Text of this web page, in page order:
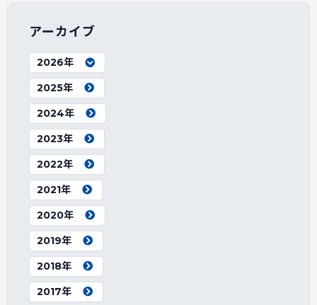
アーカイブ
2026年
2025年
2024年
2023年
2022年
2021年
2020年
2019年
2018年
2017年